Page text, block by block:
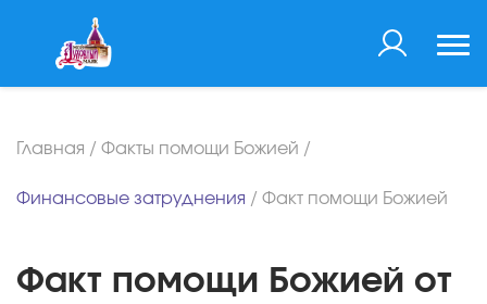
Главная / Факты помощи Божией /
Финансовые затруднения / Факт помощи Божией
Факт помощи Божией от